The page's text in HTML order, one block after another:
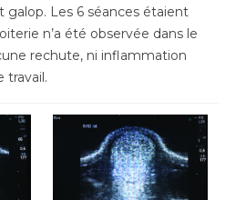
Les 6 séances étaient
n’a été observée dans le
rechute, ni inflammation
travail.